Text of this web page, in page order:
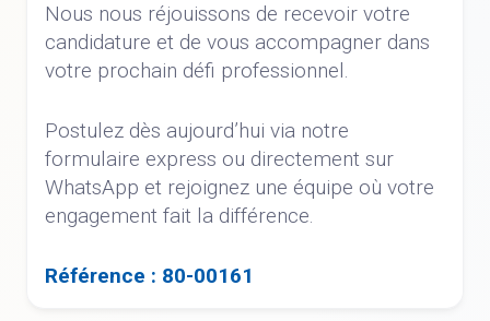
Nous nous réjouissons de recevoir votre
candidature et de vous accompagner dans
votre prochain défi professionnel.
Postulez dès aujourd’hui via notre
formulaire express ou directement sur
WhatsApp et rejoignez une équipe où votre
engagement fait la différence.
Référence : 80-00161